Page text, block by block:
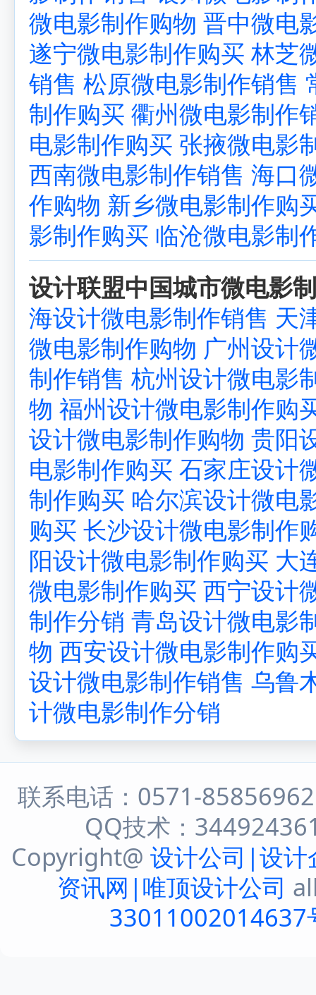
微电影制作购物 晋中微电
遂宁微电影制作购买 林芝
销售 松原微电影制作销售
制作购买 衢州微电影制作
电影制作购买 张掖微电影
西南微电影制作销售 海口
作购物 新乡微电影制作购
影制作购买 临沧微电影制
设计联盟中国城市微电影
海设计微电影制作销售 天
微电影制作购物 广州设计
制作销售 杭州设计微电影
物 福州设计微电影制作购
设计微电影制作购物 贵阳
电影制作购买 石家庄设计
制作购买 哈尔滨设计微电
购买 长沙设计微电影制作
阳设计微电影制作购买 大
微电影制作购买 西宁设计
制作分销 青岛设计微电影
物 西安设计微电影制作购
设计微电影制作销售 乌鲁
计微电影制作分销
联系电话：0571-
QQ技术：
Copyright@ 设计公司|设计
资讯网|唯顶设计公司
33011002014637